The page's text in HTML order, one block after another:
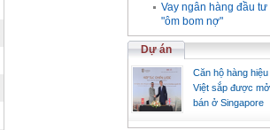
Vay ngân hàng đầu
"ôm bom nợ"
Dự án
Căn hộ hàng hiệu
Việt sắp được mở
bán ở Singapore